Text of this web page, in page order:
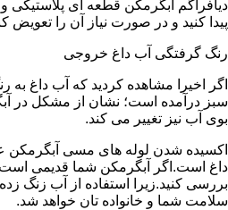
دیافراگم آبگرمکن قطعه ای پلاستیکی
پیدا کنید و در صورت نیاز آن را تعویض
رنگ گرفتگی آب داغ خروجی
اگر اخیرا مشاهده کردید که آب داغ به
سبز درآمده است؛ نشان از مشکل در
بوی آب نیز تغییر می کند.
اکسیده شدن لوله های مسی
داغ است.اگر آبگرمکن شما قدیمی
بررسی کنید.زیرا استفاده از آب زنگ
سلامت شما و خانواده تان خواهد شد.